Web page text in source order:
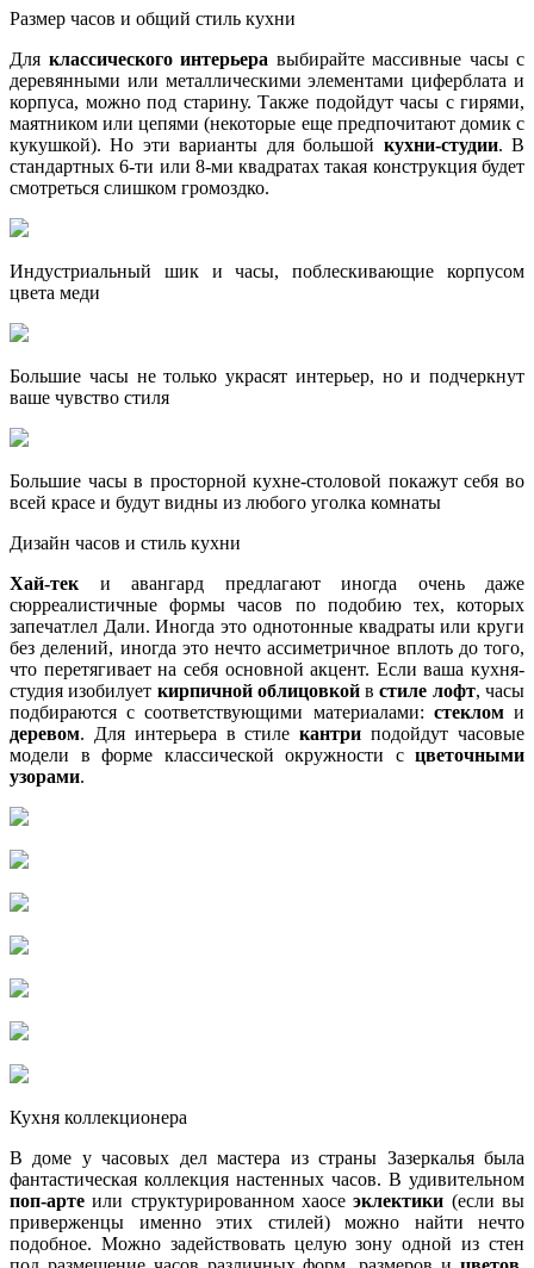
Размер часов и общий стиль кухни
Для классического интерьера выбирайте массивные часы с
деревянными или металлическими элементами циферблата и
корпуса, можно под старину. Также подойдут часы с гирями,
маятником или цепями (некоторые еще предпочитают домик с
кукушкой). Но эти варианты для большой кухни-студии. В
стандартных 6-ти или 8-ми квадратах такая конструкция будет
смотреться слишком громоздко.
Индустриальный шик и часы, поблескивающие корпусом
цвета меди
Большие часы не только украсят интерьер, но и подчеркнут
ваше чувство стиля
Большие часы в просторной кухне-столовой покажут себя во
всей красе и будут видны из любого уголка комнаты
Дизайн часов и стиль кухни
Хай-тек и авангард предлагают иногда очень даже
сюрреалистичные формы часов по подобию тех, которых
запечатлел Дали. Иногда это однотонные квадраты или круги
без делений, иногда это нечто ассиметричное вплоть до того,
что перетягивает на себя основной акцент. Если ваша кухня-
студия изобилует кирпичной облицовкойвстиле лофт, часы
подбираются с соответствующими материалами: стекломи
деревом. Для интерьера в стилекантри подойдут часовые
модели в форме классической окружности с цветочными
узорами.
Кухня коллекционера
В доме у часовых дел мастера из страны Зазеркалья была
фантастическая коллекция настенных часов. В удивительном
поп-арте или структурированном хаосеэклектики (если вы
приверженцы именно этих стилей) можно найти нечто
подобное. Можно задействовать целую зону одной из стен